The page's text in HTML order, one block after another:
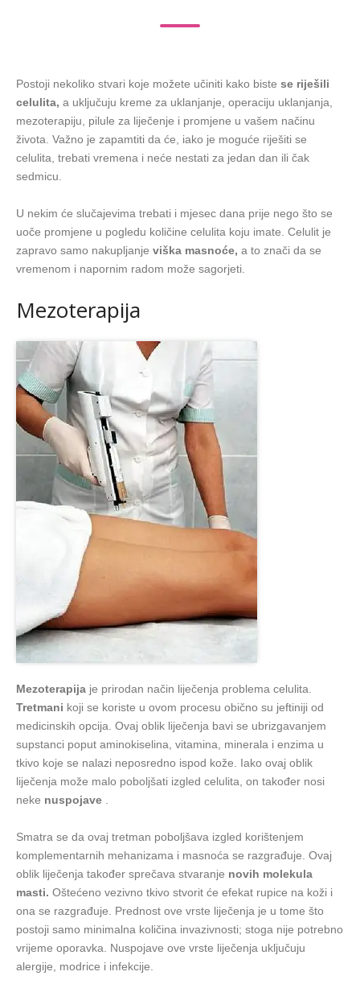
Postoji nekoliko stvari koje možete učiniti kako biste se riješili
celulita, a uključuju kreme za uklanjanje, operaciju uklanjanja,
mezoterapiju, pilule za liječenje i promjene u vašem načinu
života. Važno je zapamtiti da će, iako je moguće riješiti se
celulita, trebati vremena i neće nestati za jedan dan ili čak
sedmicu.
U nekim će slučajevima trebati i mjesec dana prije nego što se
uoče promjene u pogledu količine celulita koju imate. Celulit je
zapravo samo nakupljanje viška masnoće, a to znači da se
vremenom i napornim radom može sagorjeti.
Mezoterapija
Mezoterapija je prirodan način liječenja problema celulita.
Tretmani koji se koriste u ovom procesu obično su jeftiniji od
medicinskih opcija. Ovaj oblik liječenja bavi se ubrizgavanjem
supstanci poput aminokiselina, vitamina, minerala i enzima u
tkivo koje se nalazi neposredno ispod kože. Iako ovaj oblik
liječenja može malo poboljšati izgled celulita, on također nosi
neke nuspojave
Smatra se da ovaj tretman poboljšava izgled korištenjem
komplementarnih mehanizama i masnoća se razgrađuje. Ovaj
oblik liječenja također sprečava stvaranje novih molekula
masti. Oštećeno vezivno tkivo stvorit će efekat rupice na koži i
ona se razgrađuje. Prednost ove vrste liječenja je u tome što
postoji samo minimalna količina invazivnosti; stoga nije potrebno
vrijeme oporavka. Nuspojave ove vrste liječenja uključuju
alergije, modrice i infekcije.